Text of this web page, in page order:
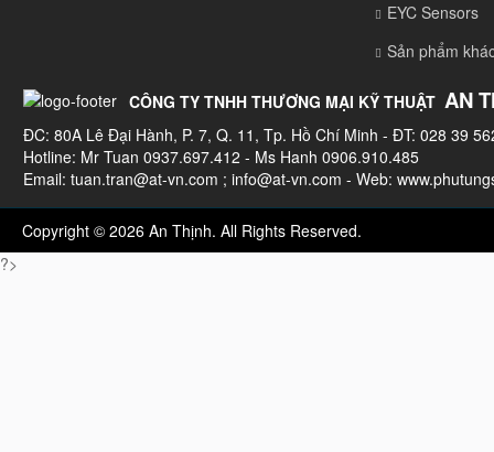
EYC Sensors
Sản phẩm
CÔNG TY TNHH THƯƠNG MẠI KỸ THUẬT AN
ĐC: 80A Lê Đại Hành, P. 7, Q. 11, Tp. Hồ Chí Minh - ĐT: 028 39
Hotline: Mr Tuan 0937.697.412 - Ms Hanh 0906.910.485
Email: tuan.tran@at-vn.com ; info@at-vn.com - Web:
Copyright © 2026 An Thịnh. All Rights Reserved.
?>